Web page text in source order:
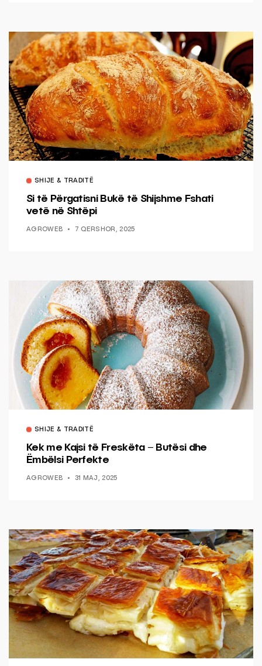
SHIJE & TRADITË
Si të Përgatisni Bukë të Shijshme Fshati
vetë në Shtëpi
AGROWEB 7 QERSHOR, 2025
SHIJE & TRADITË
Kek me Kajsi të Freskëta – Butësi dhe
Ëmbëlsi Perfekte
AGROWEB 31 MAJ, 2025